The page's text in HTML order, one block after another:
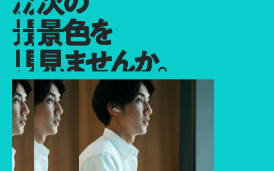
景色を
見ませんか。
景色を
見ませんか。
景色を
見ませんか。
次の景色を見ませんか。